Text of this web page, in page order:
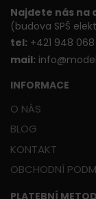
Najdete nás na
(budova SPŠ
tel: +421 948
mail:
INFORMACE
O NÁS
BLOG
KONTAKT
OBCHODNÍ